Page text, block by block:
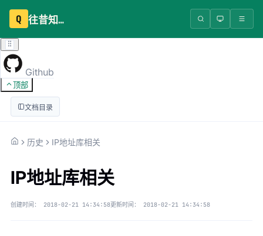
Q 往昔知识库
Github
顶部
文档目录
历史 IP地址库相关
IP地址库相关
创建时间： 2018-02-21 14:34:58更新时间： 2018-02-21 14:34:58